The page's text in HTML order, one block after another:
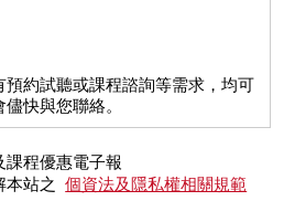
預約試聽或課程諮詢等需求，均可
快與您聯絡。
課程優惠電子報
本站之
個資法及隱私權相關規範